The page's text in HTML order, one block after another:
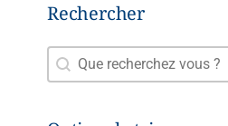
Rechercher
Rechercher
Rechercher